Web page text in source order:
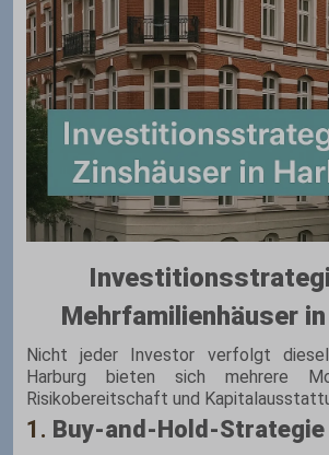
Mehrfamilienhäuser
Nicht jeder Investor verfolgt
Harburg bieten sich mehrere
Risikobereitschaft und
1. Buy-and-Hold-Strategie